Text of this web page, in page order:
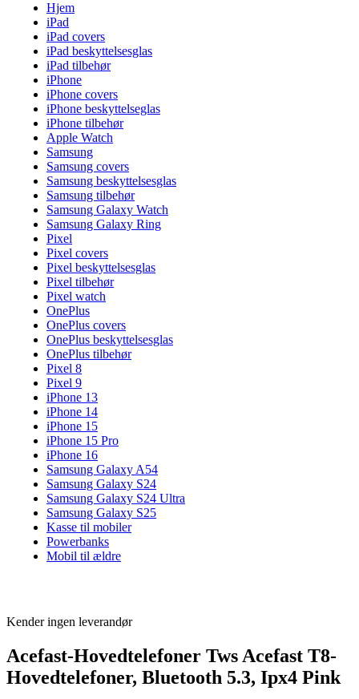
Hjem
iPad
iPad covers
iPad beskyttelsesglas
iPad tilbehør
iPhone
iPhone covers
iPhone beskyttelseglas
iPhone tilbehør
Apple Watch
Samsung
Samsung covers
Samsung beskyttelsesglas
Samsung tilbehør
Samsung Galaxy Watch
Samsung Galaxy Ring
Pixel
Pixel covers
Pixel beskyttelsesglas
Pixel tilbehør
Pixel watch
OnePlus
OnePlus covers
OnePlus beskyttelsesglas
OnePlus tilbehør
Pixel 8
Pixel 9
iPhone 13
iPhone 14
iPhone 15
iPhone 15 Pro
iPhone 16
Samsung Galaxy A54
Samsung Galaxy S24
Samsung Galaxy S24 Ultra
Samsung Galaxy S25
Kasse til mobiler
Powerbanks
Mobil til ældre
Kender ingen leverandør
Acefast-Hovedtelefoner Tws Acefast T8-
Hovedtelefoner, Bluetooth 5.3, Ipx4 Pink